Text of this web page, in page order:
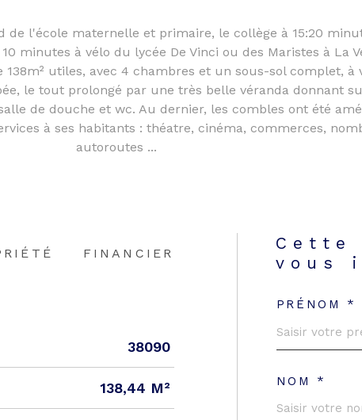
l'école maternelle et primaire, le collège à 15:20
minutes à vélo du lycée De Vinci ou des Maristes à La
138m² utiles, avec 4 chambres et un sous-sol complet, à
le tout prolongé par une très belle véranda donnant
de douche et wc. Au dernier, les combles ont été
à ses habitants : théatre, cinéma, commerces,
autoroutes ...
FINANCIER
38090
138,44 M²
Cette
vous
PRÉNOM *
NOM *